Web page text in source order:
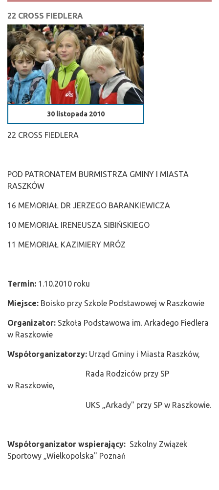
22 CROSS FIEDLERA
30 listopada 2010
22 CROSS FIEDLERA
POD PATRONATEM BURMISTRZA GMINY I MIASTA
RASZKÓW
16 MEMORIAŁ DR JERZEGO BARANKIEWICZA
10 MEMORIAŁ IRENEUSZA SIBIŃSKIEGO
11 MEMORIAŁ KAZIMIERY MRÓZ
Termin: 1.10.2010 roku
Miejsce: Boisko przy Szkole Podstawowej w Raszkowie
Organizator: Szkoła Podstawowa im. Arkadego Fiedlera
w Raszkowie
Współorganizatorzy: Urząd Gminy i Miasta Raszków,
Rada Rodziców przy SP
w Raszkowie,
UKS „Arkady" przy SP w Raszkowie.
Współorganizator wspierający: Szkolny Związek
Sportowy „Wielkopolska" Poznań